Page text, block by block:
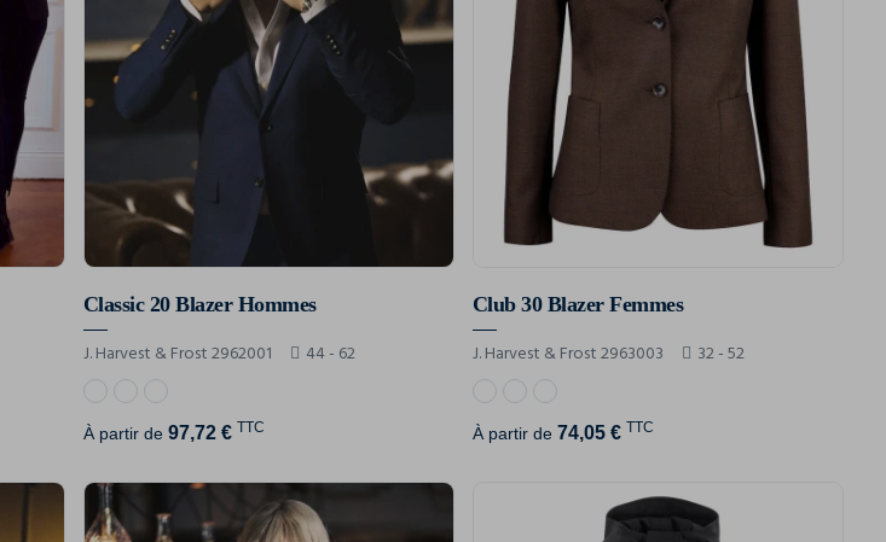
Classic 20 Blazer Hommes
J. Harvest & Frost 2962001 44 - 62
À partir de 97,72 € TTC
Club 30 Blazer Femmes
J. Harvest & Frost 2963003 32 - 52
À partir de 74,05 € TTC